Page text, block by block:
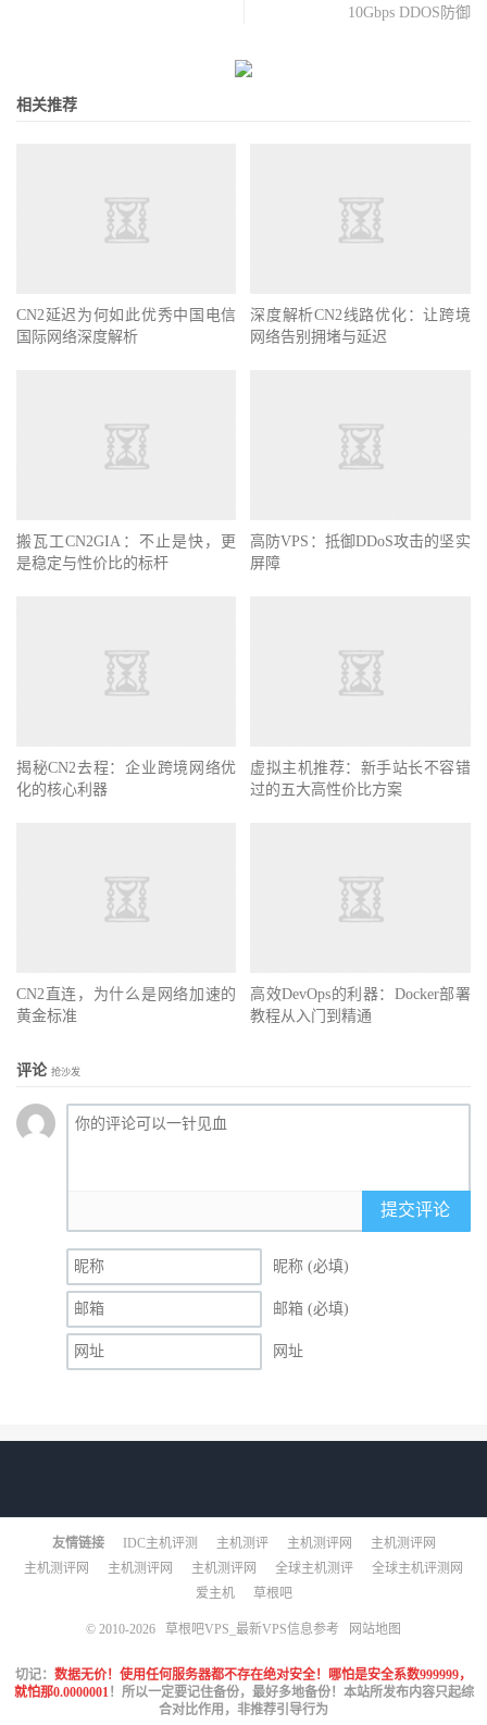
10Gbps DDOS防御
相关推荐
CN2延迟为何如此优秀中国电信
国际网络深度解析
深度解析CN2线路优化：让跨境
网络告别拥堵与延迟
搬瓦工CN2GIA：不止是快，更
是稳定与性价比的标杆
高防VPS：抵御DDoS攻击的坚实
屏障
揭秘CN2去程：企业跨境网络优
化的核心利器
虚拟主机推荐：新手站长不容错
过的五大高性价比方案
CN2直连，为什么是网络加速的
黄金标准
高效DevOps的利器：Docker部署
教程从入门到精通
评论 抢沙发
提交评论
昵称 (必填)
邮箱 (必填)
网址
友情链接 IDC主机评测 主机测评 主机测评网
主机测评网
主机测评网
主机测评网 主机测评网 全球主机测评
全球主机评测网
爱主机
草根吧
© 2010-2026 草根吧VPS_最新VPS信息参考 网站地图
切记： 数据无价！使用任何服务器都不存在绝对安全！哪怕是安全系数999999，
就怕那0.0000001！所以一定要记住备份，最好多地备份！本站所发布内容只起综
合对比作用，非推荐引导行为